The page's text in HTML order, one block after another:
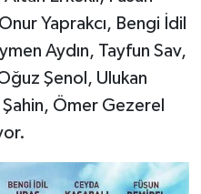
Yaprakcı, Bengi İdil
Aydın, Tayfun Sav,
Şenol, Ulukan
Ömer Gezerel